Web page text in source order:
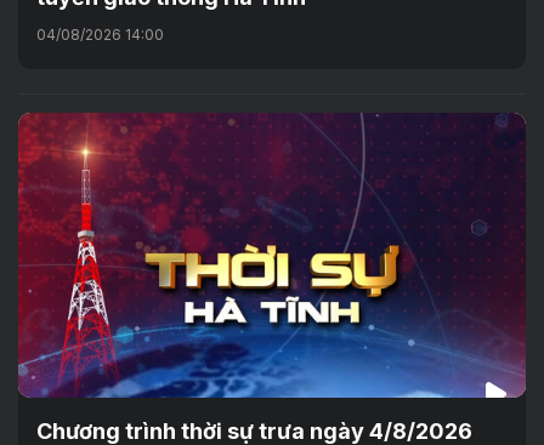
04/08/2026 14:00
Chương trình thời sự trưa ngày 4/8/2026